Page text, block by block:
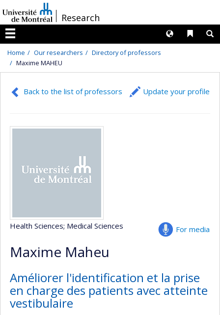
au
contenu
/Research
Menu
Liens
Langues
Home Our researchers
Directory of professors
Maxime MAHEU
Back to the list of professors Update your profile
For media
Health Sciences; Medical Sciences
Maxime Maheu
Améliorer l'identification et la prise
en charge des patients avec atteinte
vestibulaire